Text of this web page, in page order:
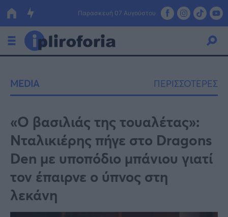
Παρασκευή 07 Αυγούστου
Οικονομία
Πολιτική
Τράπεζες
Επιδοτήσεις
ΕΣΠΑ
Κόσμος
Lifestyle
Αθλητικά
MEDIA ΠΕΡΙΣΣΟΤΕΡΕΣ
«Ο βασιλιάς της τουαλέτας»:
Νταλικιέρης πήγε στο Dragons
Den με υποπόδιο μπάνιου γιατί
τον έπαιρνε ο ύπνος στη
λεκάνη